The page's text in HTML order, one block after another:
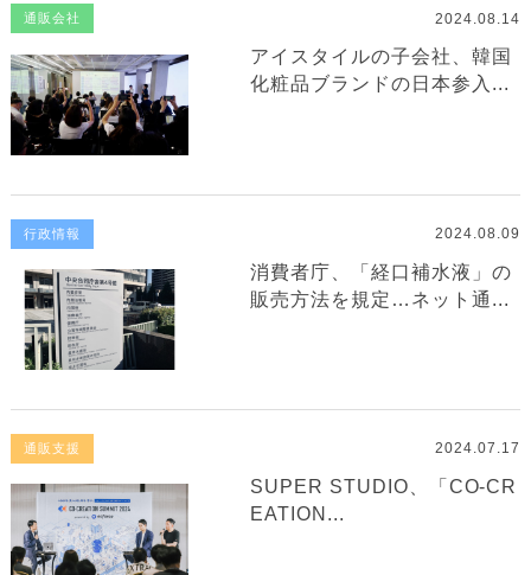
通販会社 2024.08.14
アイスタイルの子会社、韓国
化粧品ブランドの日本参入...
行政情報 2024.08.09
消費者庁、「経口補水液」の
販売方法を規定…ネット通...
通販支援 2024.07.17
SUPER STUDIO、「CO-CR
EATION...